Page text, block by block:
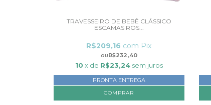
TRAVESSEIRO DE BEBÊ CLÁSSICO
ESCAMAS ROS...
R$232,40
R$209,16 com Pix
10 x de R$23,24 sem juros
PRONTA ENTREGA